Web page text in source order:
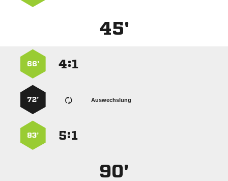
45'
:
66’
Auswechslung
72’
:
83’
90'